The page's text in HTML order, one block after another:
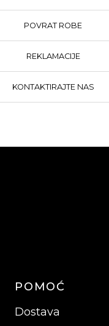
POVRAT ROBE
REKLAMACIJE
KONTAKTIRAJTE NAS
POMOĆ
Dostava